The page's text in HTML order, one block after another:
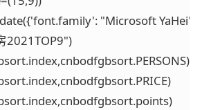
"Microsoft YaHei"})
2021TOP9")